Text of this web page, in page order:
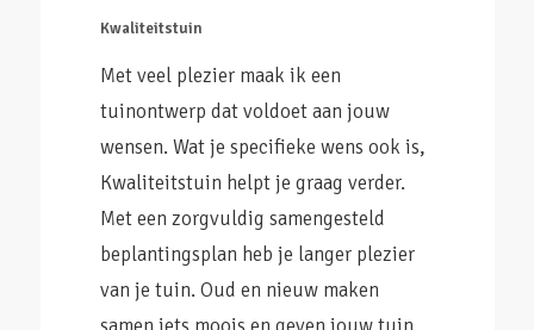
Kwaliteitstuin
Met veel plezier maak ik een
tuinontwerp dat voldoet aan jouw
wensen. Wat je specifieke wens ook is,
Kwaliteitstuin helpt je graag verder.
Met een zorgvuldig samengesteld
beplantingsplan heb je langer plezier
van je tuin. Oud en nieuw maken